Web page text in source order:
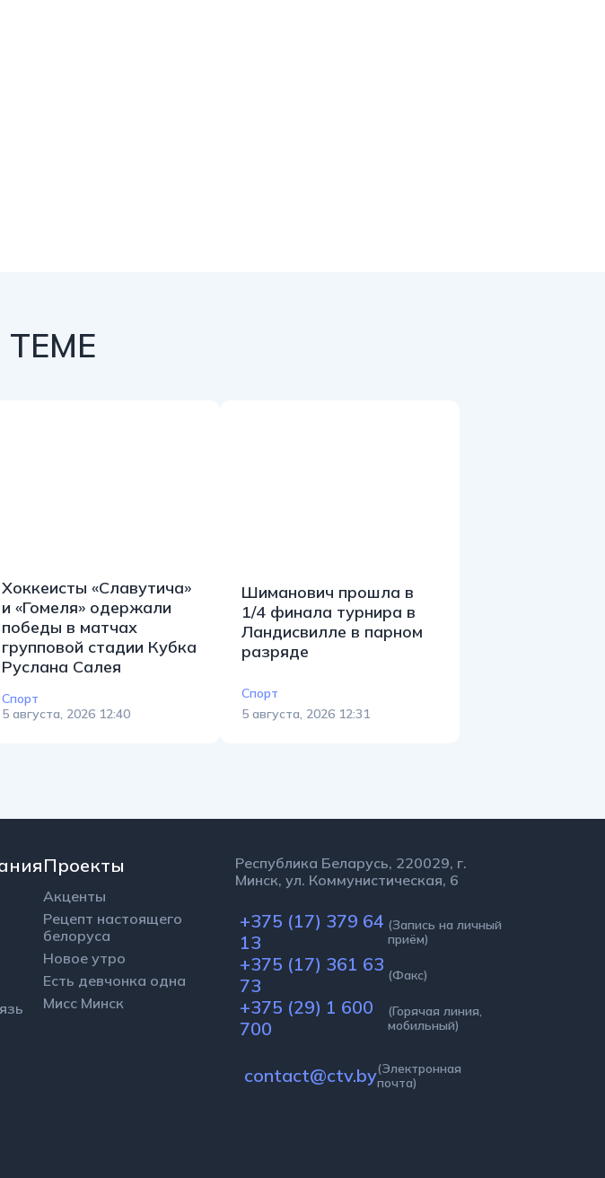
Хоккеисты «Славутича»
и «Гомеля» одержали
победы в матчах
групповой стадии Кубка
Руслана Салея
Спорт
5 августа, 2026 12:40
Шиманович прошла в
1/4 финала турнира в
Ландисвилле в парном
разряде
Спорт
5 августа, 2026 12:31
Проекты
Акценты
Рецепт настоящего
белоруса
Новое утро
Есть девчонка одна
Мисс Минск
Республика Беларусь, 220029, г.
Минск, ул. Коммунистическая, 6
+375 (17) 379 64
13
(Запись на личный
приём)
+375 (17) 361 63
73
(Факс)
+375 (29) 1 600
700
(Горячая линия,
мобильный)
contact@ctv.by(Электронная
почта)